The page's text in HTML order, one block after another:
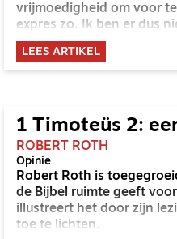
vrijmoedigheid om voor
expres zo. Ik ben er dus
voor. Maar de gedachte
Schrift absoluut niet mag,
gaan vertonen. Die wil ik
LEES ARTIKEL
1 Timoteüs 2:
ROBERT ROTH
Opinie
Robert Roth is
de Bijbel ruimte geeft
illustreert het door zijn
toe te lichten.